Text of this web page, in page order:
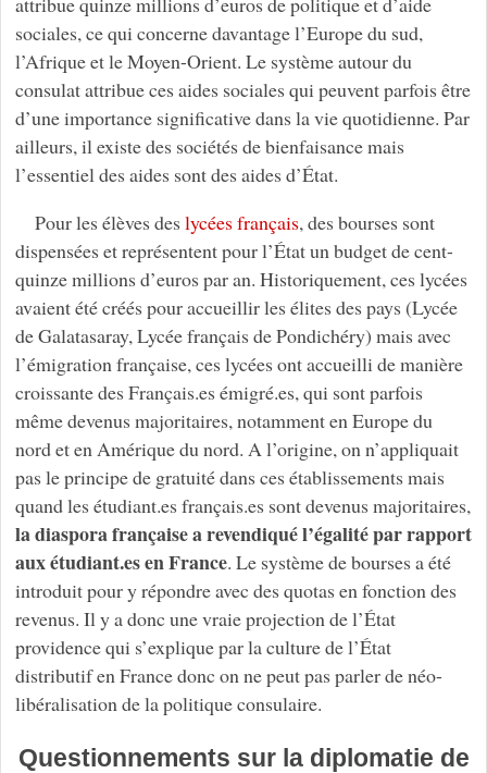
sociales, ce qui concerne davantage l’Europe du sud,
l’Afrique et le Moyen-Orient. Le système autour du
consulat attribue ces aides sociales qui peuvent parfois être
d’une importance significative dans la vie quotidienne. Par
ailleurs, il existe des sociétés de bienfaisance mais
l’essentiel des aides sont des aides d’État.
Pour les élèves des lycées français, des bourses sont
dispensées et représentent pour l’État un budget de cent-
quinze millions d’euros par an. Historiquement, ces lycées
avaient été créés pour accueillir les élites des pays (Lycée
de Galatasaray, Lycée français de Pondichéry) mais avec
l’émigration française, ces lycées ont accueilli de manière
croissante des Français.es émigré.es, qui sont parfois
même devenus majoritaires, notamment en Europe du
nord et en Amérique du nord. A l’origine, on n’appliquait
pas le principe de gratuité dans ces établissements mais
quand les étudiant.es français.es sont devenus majoritaires,
la diaspora française a revendiqué l’égalité par rapport
aux étudiant.es en France. Le système de bourses a été
introduit pour y répondre avec des quotas en fonction des
revenus. Il y a donc une vraie projection de l’État
providence qui s’explique par la culture de l’État
distributif en France donc on ne peut pas parler de néo-
libéralisation de la politique consulaire.
Questionnements sur la diplomatie de